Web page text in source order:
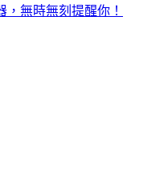
，無時無刻提醒你！